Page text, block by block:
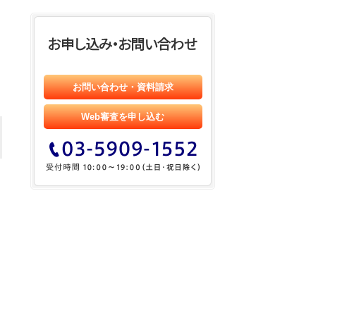
お問い合わせ・資料請求
Web審査を申し込む